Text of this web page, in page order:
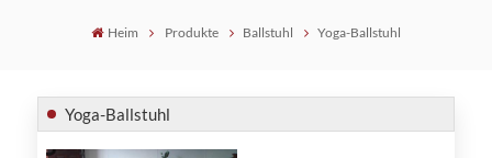
Heim Produkte Ballstuhl Yoga-Ballstuhl
Yoga-Ballstuhl